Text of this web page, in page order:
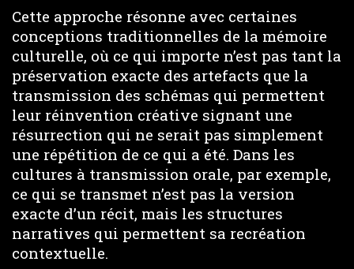
Cette approche résonne avec certaines
conceptions traditionnelles de la mémoire
culturelle, où ce qui importe n’est pas tant la
préservation exacte des artefacts que la
transmission des schémas qui permettent
leur réinvention créative signant une
résurrection qui ne serait pas simplement
une répétition de ce qui a été. Dans les
cultures à transmission orale, par exemple,
ce qui se transmet n’est pas la version
exacte d’un récit, mais les structures
narratives qui permettent sa recréation
contextuelle.